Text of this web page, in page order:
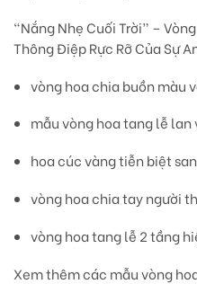
“Nắng Nhẹ Cuối Trời” –
Thông Điệp Rực Rỡ Của Sự
vòng hoa chia buồn màu
mẫu vòng hoa tang lễ lan
hoa cúc vàng tiễn biệt
vòng hoa chia tay người
vòng hoa tang lễ 2 tầng
Xem thêm các mẫu vòng